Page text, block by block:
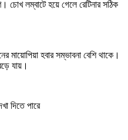
চোখ লম্বাটে হয়ে গেলে রেটিনার সঠিক
মায়োপিয়া হবার সম্ভাবনা বেশি থাকে।
যায়।
দিতে পারে